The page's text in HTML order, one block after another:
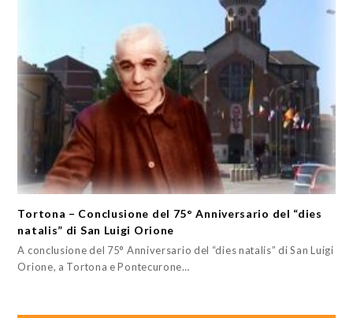
Tortona – Conclusione del 75° Anniversario del “dies
natalis” di San Luigi Orione
A conclusione del 75° Anniversario del “dies natalis” di San Luigi
Orione, a Tortona e Pontecurone…